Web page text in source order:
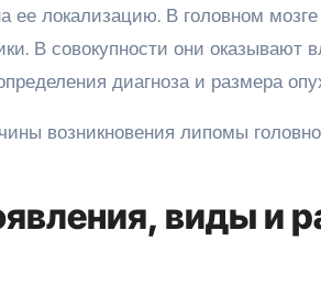
ее локализацию. В головном
В совокупности они оказывают
диагноза и размера
виды и